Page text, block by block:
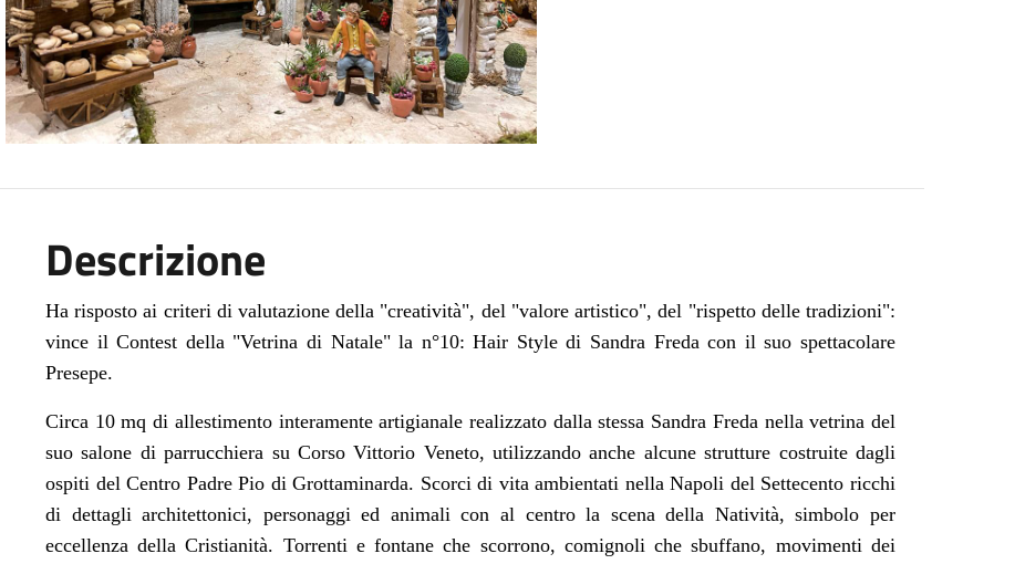
Descrizione
Ha risposto ai criteri di valutazione della "creatività", del "valore artistico", del "rispetto delle tradizioni":
vince il Contest della "Vetrina di Natale" la n°10: Hair Style di Sandra Freda con il suo spettacolare
Presepe.
Circa 10 mq di allestimento interamente artigianale realizzato dalla stessa Sandra Freda nella vetrina del
suo salone di parrucchiera su Corso Vittorio Veneto, utilizzando anche alcune strutture costruite dagli
ospiti del Centro Padre Pio di Grottaminarda. Scorci di vita ambientati nella Napoli del Settecento ricchi
di dettagli architettonici, personaggi ed animali con al centro la scena della Natività, simbolo per
eccellenza della Cristianità. Torrenti e fontane che scorrono, comignoli che sbuffano, movimenti dei